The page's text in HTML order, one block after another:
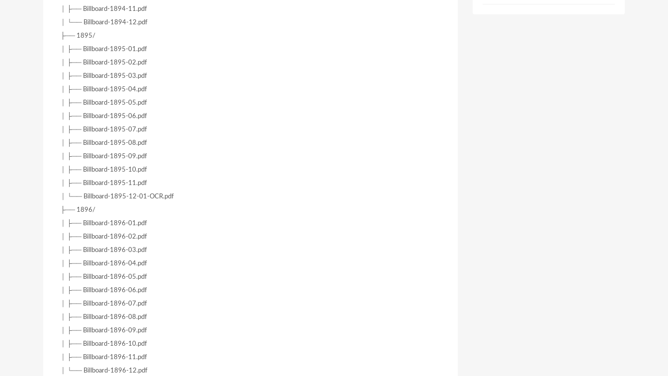
│ ├── Billboard-1894-11.pdf
│ └── Billboard-1894-12.pdf
├── 1895/
│ ├── Billboard-1895-01.pdf
│ ├── Billboard-1895-02.pdf
│ ├── Billboard-1895-03.pdf
│ ├── Billboard-1895-04.pdf
│ ├── Billboard-1895-05.pdf
│ ├── Billboard-1895-06.pdf
│ ├── Billboard-1895-07.pdf
│ ├── Billboard-1895-08.pdf
│ ├── Billboard-1895-09.pdf
│ ├── Billboard-1895-10.pdf
│ ├── Billboard-1895-11.pdf
│ └── Billboard-1895-12-01-OCR.pdf
├── 1896/
│ ├── Billboard-1896-01.pdf
│ ├── Billboard-1896-02.pdf
│ ├── Billboard-1896-03.pdf
│ ├── Billboard-1896-04.pdf
│ ├── Billboard-1896-05.pdf
│ ├── Billboard-1896-06.pdf
│ ├── Billboard-1896-07.pdf
│ ├── Billboard-1896-08.pdf
│ ├── Billboard-1896-09.pdf
│ ├── Billboard-1896-10.pdf
│ ├── Billboard-1896-11.pdf
│ └── Billboard-1896-12.pdf